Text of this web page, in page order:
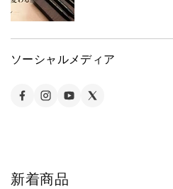
ソーシャルメディア
新着商品